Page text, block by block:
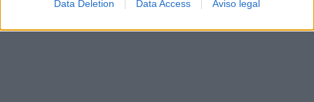
Data Deletion Data Access Aviso legal